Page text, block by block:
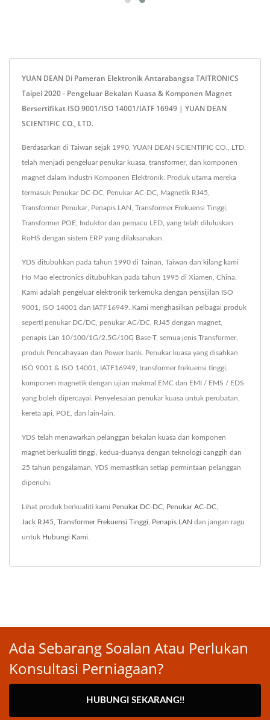
YUAN DEAN Di Pameran Elektronik Antarabangsa TAITRONICS
Taipei 2020 - Pengeluar Bekalan Kuasa & Komponen Magnet
Bersertifikat ISO 9001/ISO 14001/IATF 16949 | YUAN DEAN
SCIENTIFIC CO., LTD.
Berdasarkan di Taiwan sejak 1990, YUAN DEAN SCIENTIFIC CO., LTD.
telah menjadi pengeluar penukar kuasa, transformer, dan komponen
magnet dalam Industri Komponen Elektronik. Produk utama mereka
termasuk Penukar DC-DC, Penukar AC-DC, Magnetik RJ45,
Transformer Penukar, Penapis LAN, Transformer Frekuensi Tinggi,
Transformer POE, Induktor dan pemacu LED, yang telah diluluskan
RoHS dengan sistem ERP yang dilaksanakan.
YDS ditubuhkan pada tahun 1990 di Tainan, Taiwan dan kilang kami
Ho Mao electronics ditubuhkan pada tahun 1995 di Xiamen, China.
Kami adalah pengeluar elektronik terkemuka dengan pensijilan ISO
9001, ISO 14001 dan IATF16949. Kami menghasilkan pelbagai produk
seperti penukar DC/DC, penukar AC/DC, RJ45 dengan magnet,
penapis Lan 10/100/1G/2.5G/10G Base-T, semua jenis Transformer,
produk Pencahayaan dan Power bank. Penukar kuasa yang disahkan
ISO 9001 & ISO 14001, IATF16949, transformer frekuensi tinggi,
komponen magnetik dengan ujian makmal EMC dan EMI / EMS / EDS
yang boleh dipercayai. Penyelesaian penukar kuasa untuk perubatan,
kereta api, POE, dan lain-lain.
YDS telah menawarkan pelanggan bekalan kuasa dan komponen
magnet berkualiti tinggi, kedua-duanya dengan teknologi canggih dan
25 tahun pengalaman, YDS memastikan setiap permintaan pelanggan
dipenuhi.
Lihat produk berkualiti kami Penukar DC-DC Penukar AC-DC
Jack RJ45 Transformer Frekuensi Tinggi Penapis LAN dan jangan ragu
untuk Hubungi Kami
Ada Sebarang Soalan Atau Perlukan
Konsultasi Perniagaan?
HUBUNGI SEKARANG!!